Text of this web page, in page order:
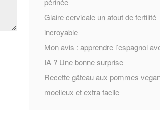
périnée
Glaire cervicale un atout de fertilité
incroyable
Mon avis : apprendre l’espagnol
IA ? Une bonne surprise
Recette gâteau aux pommes
moelleux et extra facile